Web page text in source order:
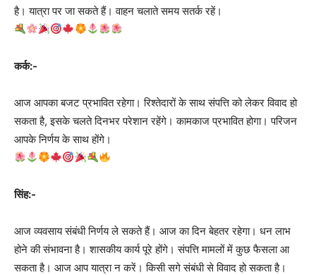
है। यात्रा पर जा सकते हैं। वाहन चलाते समय सतर्क रहें।
कर्क:-
आज आपका बजट प्रभावित रहेगा। रिश्तेदारों के साथ संपत्ति को लेकर विवाद हो
सकता है, इसके चलते दिनभर परेशान रहेंगे। कामकाज प्रभावित होगा। परिजन
आपके निर्णय के साथ होंगे।
सिंह:-
आज व्यवसाय संबंधी निर्णय ले सकते हैं। आज का दिन बेहतर रहेगा। धन लाभ
होने की संभावना है। शासकीय कार्य पूरे होंगे। संपत्ति मामलों में कुछ फैसला आ
सकता है। आज आप यात्रा न करें। किसी सगे संबंधी से विवाद हो सकता है।